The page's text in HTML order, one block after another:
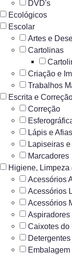
DVD's
Ecológicos
Escolar
Artes e
Cartolinas
Criação e
Trabalhos
Escrita e
Correção
Lápis e Afias
Lapiseiras
Marcadores
Higiene, Limpeza
Acessórios
Acessórios
Acessórios
Aspiradores
Caixotes do
Detergentes
Embalagem